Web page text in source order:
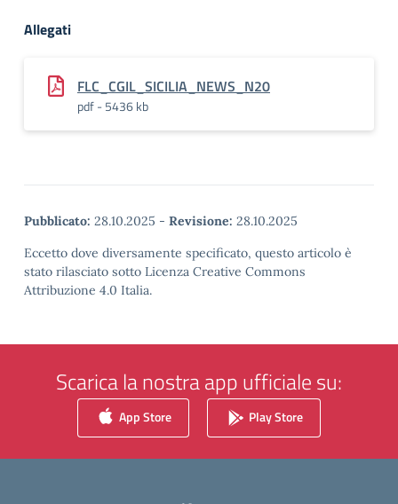
Allegati
FLC_CGIL_SICILIA_NEWS_N20
pdf - 5436 kb
Pubblicato: 28.10.2025 - Revisione: 28.10.2025
Eccetto dove diversamente specificato, questo articolo è
stato rilasciato sotto Licenza Creative Commons
Attribuzione 4.0 Italia.
Scarica la nostra app ufficiale su:
App Store Play Store